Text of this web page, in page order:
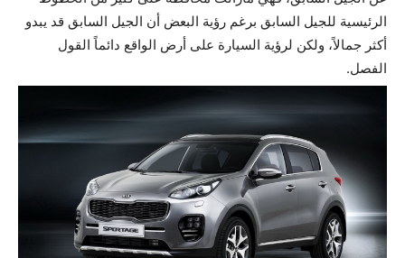
الرئيسية للجيل السابق برغم رؤية البعض أن الجيل السابق قد يبدو
أكثر جمالاً، ولكن لرؤية السيارة على أرض الواقع دائماً القول
الفصل.